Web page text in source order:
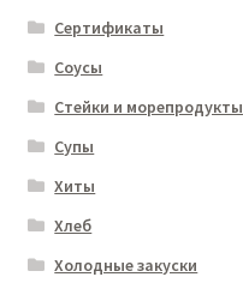
Сертификаты
Соусы
Стейки и морепродукты
Супы
Хиты
Хлеб
Холодные закуски